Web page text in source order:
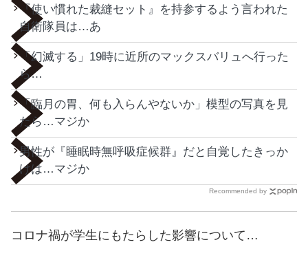
『使い慣れた裁縫セット』を持参するよう言われた
自衛隊員は…あ
「幻滅する」19時に近所のマックスバリュへ行った
ら…
「臨月の胃、何も入らんやないか」模型の写真を見
たら…マジか
男性が『睡眠時無呼吸症候群』だと自覚したきっか
けは…マジか
Recommended by
コロナ禍が学生にもたらした影響について…